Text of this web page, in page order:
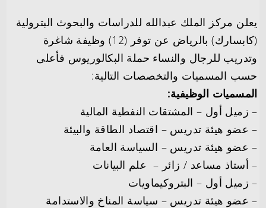
يعلن مركز الملك عبدالله للدراسات والبحوث البترولية
(كابسارك) بالرياض عن توفر (12) وظيفة شاغرة
وتدريب للرجال والنساء حملة البكالوريوس فأعلى
حسب المسميات والتخصصات التالية:
المسميات الوظيفية:
– زميل أول – المشتقات النفطية المالية
– عضو هيئة تدريس – اقتصاد الطاقة والبيئة
– عضو هيئة تدريس – السياسة العامة
– أستاذ مساعد / زائر – علم البيانات
– زميل أول – البتروكيماويات
– عضو هيئة تدريس – سياسة المناخ والاستدامة